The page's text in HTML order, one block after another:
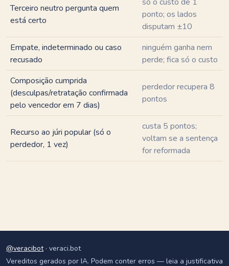
Terceiro neutro pergunta quem
está certo
ponto; os lados
disputam ±10
Empate, indeterminado ou caso
recusado
ninguém ganha nem
perde; fica só o custo
Composição cumprida
(desculpas/retratação confirmada
pelo vencedor em 7 dias)
perdedor recupera 8
pontos
Recurso ao júri popular (só o
perdedor, 1 vez)
custa 5 pontos;
voltam se a sentença
for reformada
@veracibot· veraci.bot
Vereditos gerados por IA. Podem conter erros — leia a justificativa